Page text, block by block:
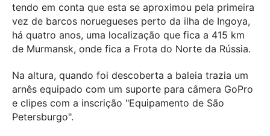
tendo em conta que esta se aproximou pela primeira
vez de barcos noruegueses perto da ilha de Ingoya,
há quatro anos, uma localização que fica a 415 km
de Murmansk, onde fica a Frota do Norte da Rússia.
Na altura, quando foi descoberta a baleia trazia um
arnês equipado com um suporte para câmera GoPro
e clipes com a inscrição "Equipamento de São
Petersburgo".